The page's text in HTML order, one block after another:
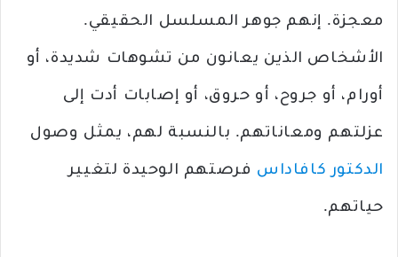
معجزة. إنهم جوهر المسلسل الحقيقي.
الأشخاص الذين يعانون من تشوهات شديدة، أو
أورام، أو جروح، أو حروق، أو إصابات أدت إلى
عزلتهم ومعاناتهم. بالنسبة لهم، يمثل وصول
الدكتور كافاداس فرصتهم الوحيدة لتغيير
حياتهم.